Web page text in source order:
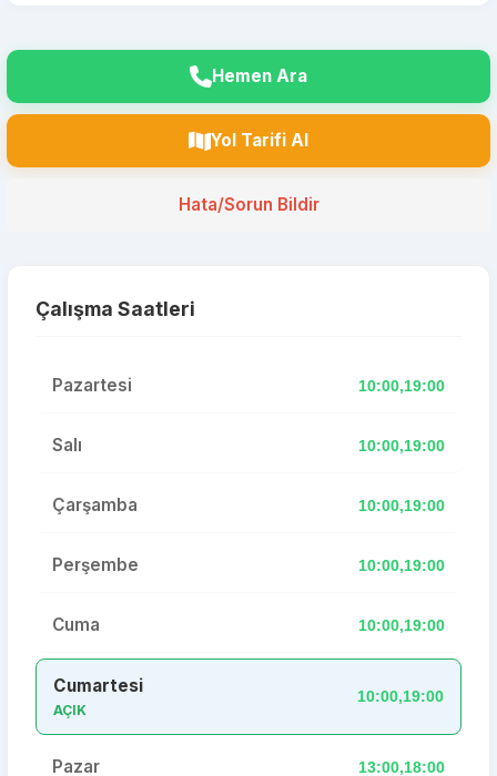
Hemen Ara
Yol Tarifi Al
Hata/Sorun Bildir
Çalışma Saatleri
Pazartesi 10:00,19:00
Salı 10:00,19:00
Çarşamba 10:00,19:00
Perşembe 10:00,19:00
Cuma 10:00,19:00
Cumartesi
AÇIK
10:00,19:00
Pazar 13:00,18:00